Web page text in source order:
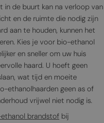
in de buurt kan na verloop van
en de ruimte die nodig zijn
aan te houden, kunnen het
Kies je voor bio-ethanol
en sneller om uw huis
haard. U hoeft geen
wat tijd en moeite
ethanolhaarden geen as of
vrijwel niet nodig is.
brandstof bij